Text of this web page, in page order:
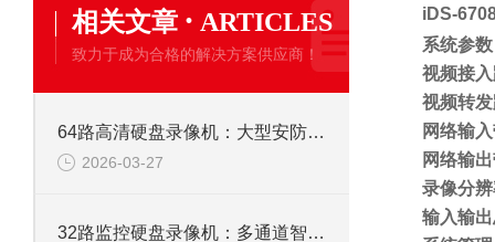
相关文章 · ARTICLES
致力于成为合格的解决方案供应商！
64路高清硬盘录像机：大型安防监控系统的核心存储解决方案
2026-03-27
32路监控硬盘录像机：多通道智能监控，构筑全域安全防线
iDS-
系统参数
视频接
视频转
网络输
网络输
录像分
输入输